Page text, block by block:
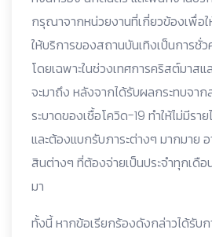
กรุณาจากหน่วยงานที่เกี่ยวข้องเพื่อ
ให้บริการของสถานบันเทิงเป็นการชั่ว
โดยเฉพาะในช่วงเทศการคริสต์มาสแ
จะมาถึง หลังจากได้รับผลกระทบจา
ระบาดของเชื้อโควิด-19 ทำให้ไม่มีรา
และต้องแบกรับภาระต่างๆ มากมาย
สินต่างๆ ที่ต้องจ่ายเป็นประจำทุกเดื
มา
ทั้งนี้ หากข้อเรียกร้องดังกล่าวได้รับ